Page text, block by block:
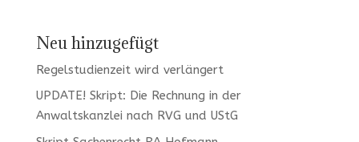
Neu hinzugefügt
Regelstudienzeit wird verlängert
UPDATE! Skript: Die Rechnung in der
Anwaltskanzlei nach RVG und UStG